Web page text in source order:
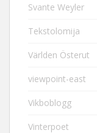
Svante Weyler
Tekstolomija
Världen Österut
viewpoint-east
Vikboblogg
Vinterpoet